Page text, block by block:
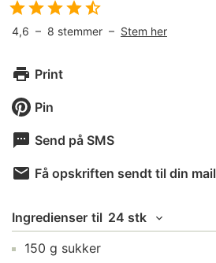
4,6 – 8 stemmer – Stem her
Print
Pin
Send på SMS
Få opskriften sendt til din mail
Ingredienser til 24 stk
150 g sukker